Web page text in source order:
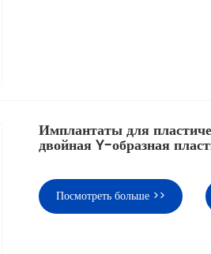
Имплантаты для
двойная Y-образная
Посмотреть больше >>